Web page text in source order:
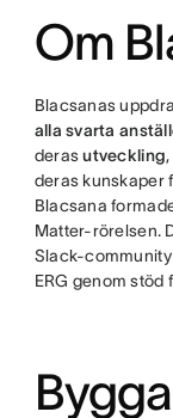
Om
Blacsanas
alla svarta
derasutveckling
deras kunskaper
Blacsana
Matter-rörelsen.
Slack-
ERG genom